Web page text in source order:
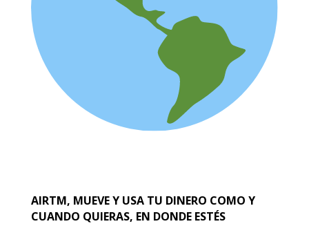
AIRTM, MUEVE Y USA TU DINERO COMO Y
CUANDO QUIERAS, EN DONDE ESTÉS